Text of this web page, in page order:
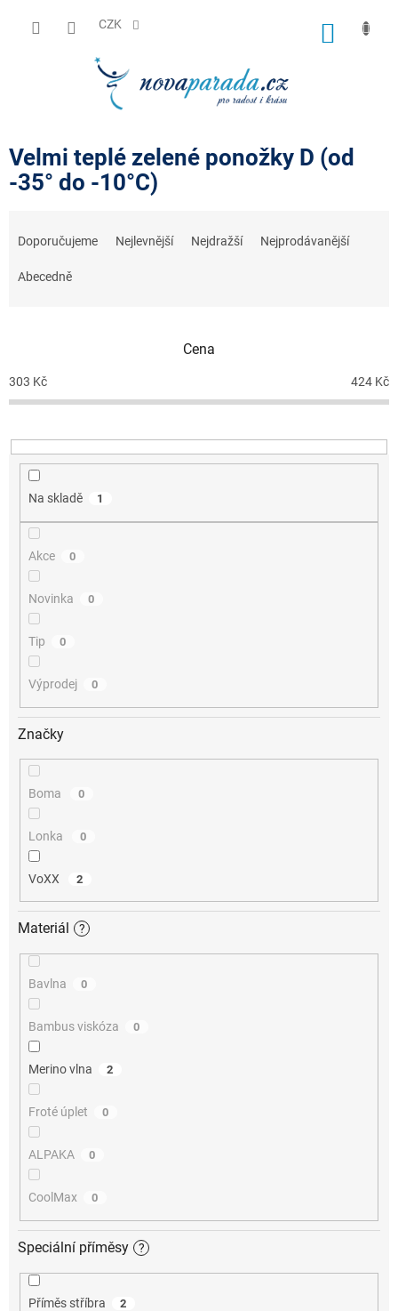
CZK
Velmi teplé zelené ponožky D (od
-35° do -10°C)
u
k
ů
Doporučujeme Nejlevnější Nejdražší Nejprodávanější
Abecedně
Cena
303 Kč 424 Kč
Na skladě 1
Akce 0
Novinka 0
Tip 0
Výprodej 0
Značky
Boma 0
Lonka 0
VoXX 2
Materiál ?
Bavlna 0
Bambus viskóza 0
Merino vlna 2
Froté úplet 0
ALPAKA 0
CoolMax 0
Speciální příměsy ?
Příměs stříbra 2